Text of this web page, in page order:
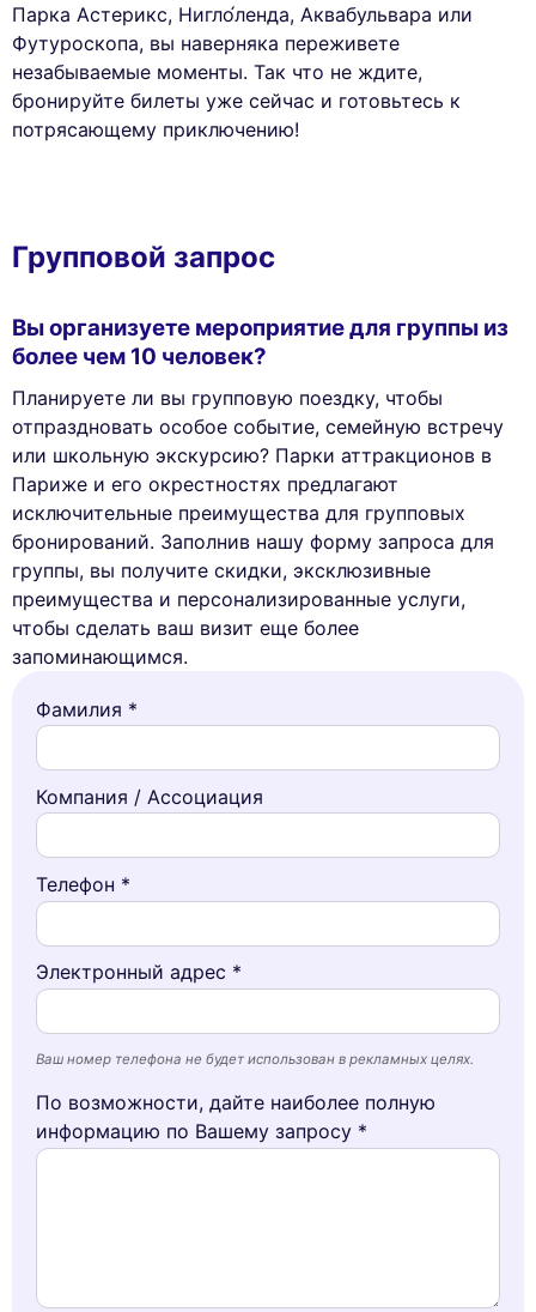
Парка Астерикс, Нигло́ленда, Аквабульвара или
Футуроскопа, вы наверняка переживете
незабываемые моменты. Так что не ждите,
бронируйте билеты уже сейчас и готовьтесь к
потрясающему приключению!
Групповой запрос
Вы организуете мероприятие для группы из
более чем 10 человек?
Планируете ли вы групповую поездку, чтобы
отпраздновать особое событие, семейную встречу
или школьную экскурсию? Парки аттракционов в
Париже и его окрестностях предлагают
исключительные преимущества для групповых
бронирований. Заполнив нашу форму запроса для
группы, вы получите скидки, эксклюзивные
преимущества и персонализированные услуги,
чтобы сделать ваш визит еще более
запоминающимся.
Фамилия *
Компания / Ассоциация
Телефон *
Электронный адрес *
Ваш номер телефона не будет использован в рекламных целях.
По возможности, дайте наиболее полную
информацию по Вашему запросу *